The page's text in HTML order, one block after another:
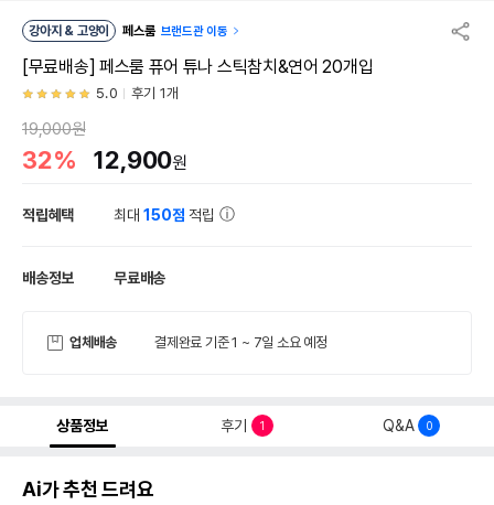
강아지 & 고양이 페스룸 브랜드관 이동
[무료배송] 페스룸 퓨어 튜나 스틱참치&연어 20개입
5.0 후기 1개
19,000원
32% 12,900원
적립혜택 최대150점 적립
배송정보 무료배송
업체배송 결제완료 기준 1 ~ 7일 소요 예정
상품정보 후기 1 Q&A 0
Ai가 추천 드려요